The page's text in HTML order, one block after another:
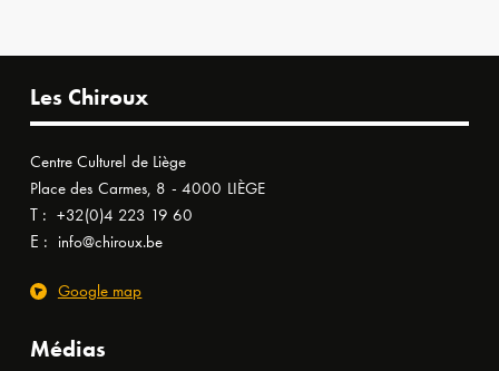
Les Chiroux
Centre Culturel de Liège
Place des Carmes, 8 - 4000 LIÈGE
T : +32(0)4 223 19 60
E : info@chiroux.be
Google map
Médias